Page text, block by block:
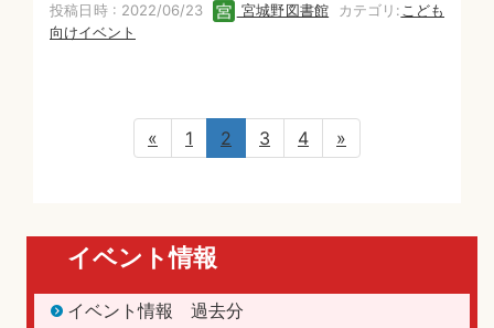
投稿日時 : 2022/06/23 宮城野図書館 カテゴリ: こども
向けイベント
« 1 2 3 4 »
イベント情報
イベント情報 過去分